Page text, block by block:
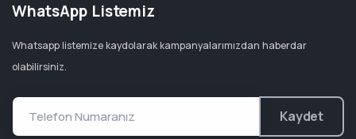
WhatsApp Listemiz
Whatsapp listemize kaydolarak kampanyalarımızdan haberdar
olabilirsiniz.
Kaydet